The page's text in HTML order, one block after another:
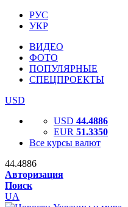
РУС
УКР
ВИДЕО
ФОТО
ПОПУЛЯРНЫЕ
СПЕЦПРОЕКТЫ
USD
USD 44.4886
EUR 51.3350
Все курсы валют
44.4886
Авторизация
Поиск
UA